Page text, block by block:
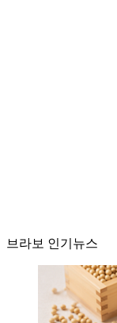
브라보 인기뉴스